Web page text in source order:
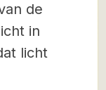
de
in
licht